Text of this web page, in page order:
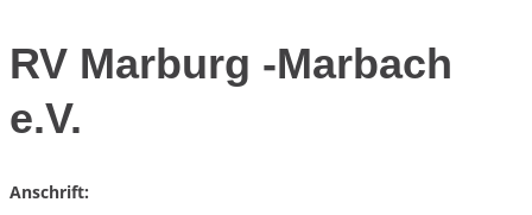
RV Marburg -Marbach
e.V.
Anschrift: